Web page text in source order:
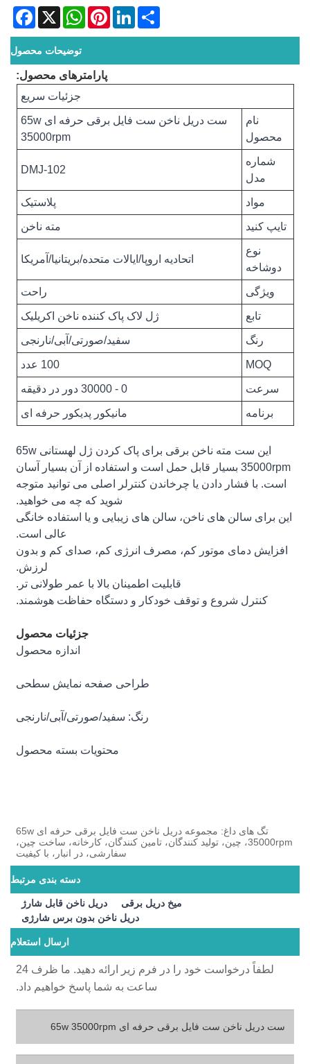
X
WhatsAppPinterestLinkedInShare
توضیحات محصول
پارامترهای محصول:
جزئیات سریع
نام
محصول
ست دریل ناخن ست فایل برقی حرفه ای 65w
35000rpm
شماره
مدل
DMJ-102
مواد پلاستیک
تایپ کنید مته ناخن
نوع
دوشاخه
اتحادیه اروپا/ایالات متحده/بریتانیا/آمریکا
ویژگی راحت
تابع ژل لاک پاک کننده ناخن اکریلیک
رنگ سفید/صورتی/آبی/نارنجی
MOQ 100 عدد
سرعت 0 - 30000 دور در دقیقه
برنامه مانیکور پدیکور حرفه ای
این ست مته ناخن برقی برای پاک کردن ژل لهستانی 65w
35000rpm بسیار قابل حمل است و استفاده از آن بسیار آسان
است. با فشار دادن یا چرخاندن کنترلر اصلی می توانید متوجه
شوید که چه می خواهید.
این برای سالن های ناخن، سالن های زیبایی و یا استفاده خانگی
عالی است.
افزایش دمای موتور کم، مصرف انرژی کم، صدای کم و بدون
لرزش.
قابلیت اطمینان بالا با عمر طولانی تر.
کنترل شروع و توقف خودکار و دستگاه حفاظت هوشمند.
جزئیات محصول
اندازه محصول
طراحی صفحه نمایش سطحی
رنگ: سفید/صورتی/آبی/نارنجی
محتویات بسته محصول
تگ های داغ: مجموعه دریل ناخن ست فایل برقی حرفه ای 65w
35000rpm، چین، تولید کنندگان، تامین کنندگان، کارخانه، ساخت چین،
سفارشی، در انبار، با کیفیت
دسته بندی مرتبط
دریل ناخن قابل شارژ
میخ دریل برقی
دریل ناخن بدون برس شارژی
ارسال استعلام
لطفاً درخواست خود را در فرم زیر ارائه دهید. ما ظرف 24
ساعت به شما پاسخ خواهیم داد.